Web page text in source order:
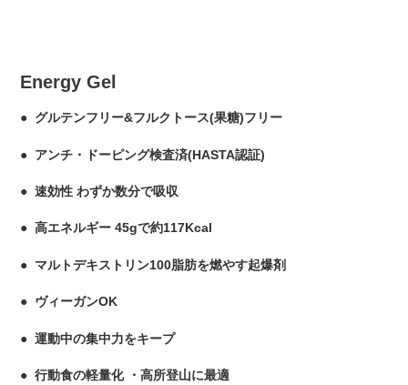
Energy Gel
● グルテンフリー&フルクトース(果糖)フリー
● アンチ・ドーピング検査済(HASTA認証)
● 速効性 わずか数分で吸収
● 高エネルギー 45gで約117Kcal
● マルトデキストリン100脂肪を燃やす起爆剤
● ヴィーガンOK
● 運動中の集中力をキープ
● 行動食の軽量化 ・高所登山に最適